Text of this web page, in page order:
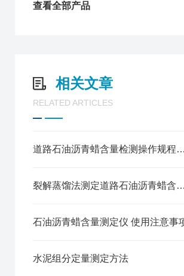
查看全部产品
相关文章
RELATED ARTICLES
道路石油沥青蜡含量检测操作规程（沥青蜡含量试验仪裂解蒸馏法）
裂解蒸馏法测定道路石油沥青蜡含量的方法
石油沥青蜡含量测定仪 使用注意事
水泥组分定量测定方法